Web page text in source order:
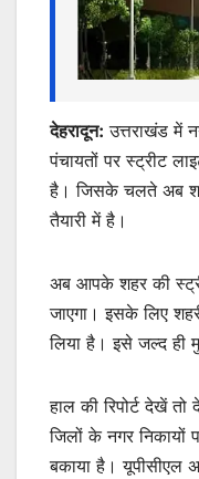
देहरादून: उत्तराखंड में
पंचायतों पर स्ट्रीट
है। जिसके चलते अब
तैयारी में है।
अब आपके शहर की
जाएगा। इसके लिए
लिया है। इसे जल्द ही
हाल की रिपोर्ट देखें
जिलों के नगर निकायों
बकाया है। यूपीसीएल